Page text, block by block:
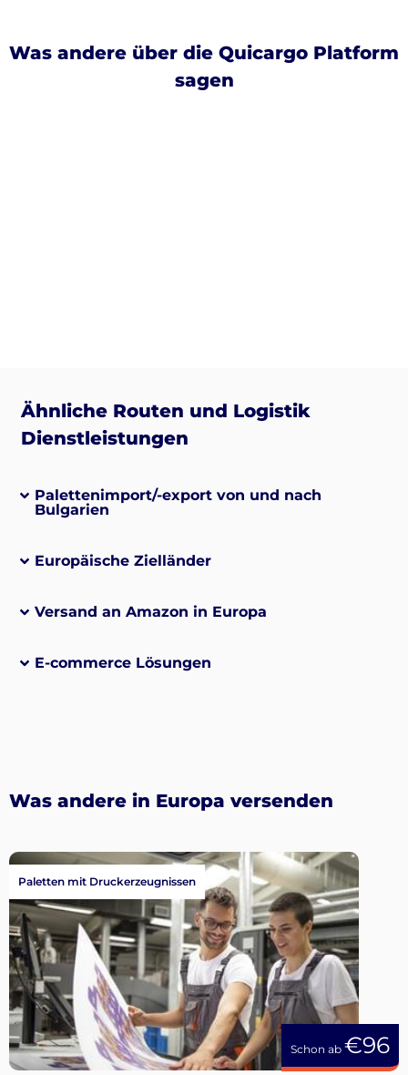
Was andere über die Quicargo Platform
sagen
Ähnliche Routen und Logistik
Dienstleistungen
Palettenimport/-export von und nach
Bulgarien
Europäische Zielländer
Versand an Amazon in Europa
E-commerce Lösungen
Was andere in Europa versenden
Schon ab €96
Paletten mit Druckerzeugnissen